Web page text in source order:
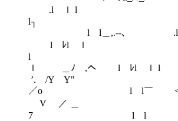
.l ｌ l
l l＿,.-‐､ .l
l ﾚl ｌ
ｌ ＿ﾉ ,へ l ﾚl ｌ l
’. /Y Υ"
／ο l l￣ <
V ／ ＿
7 l l ﾞ ， V